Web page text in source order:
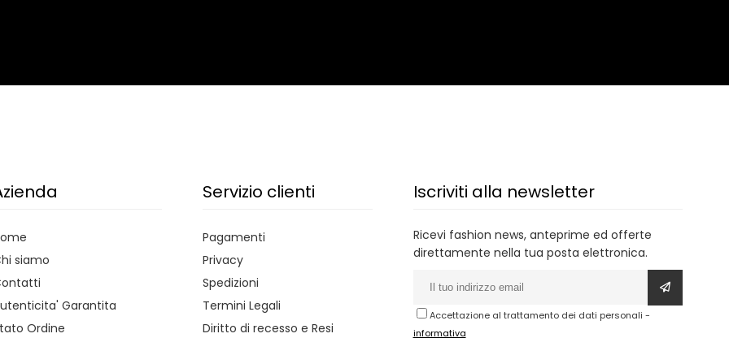
siamo
Garantita
Ordine
Servizio clienti
Pagamenti
Privacy
Spedizioni
Termini Legali
Diritto di recesso e Resi
Iscriviti alla newsletter
Ricevi fashion news, anteprime ed offerte
direttamente nella tua posta elettronica.
Accettazione al trattamento dei dati personali -
informativa